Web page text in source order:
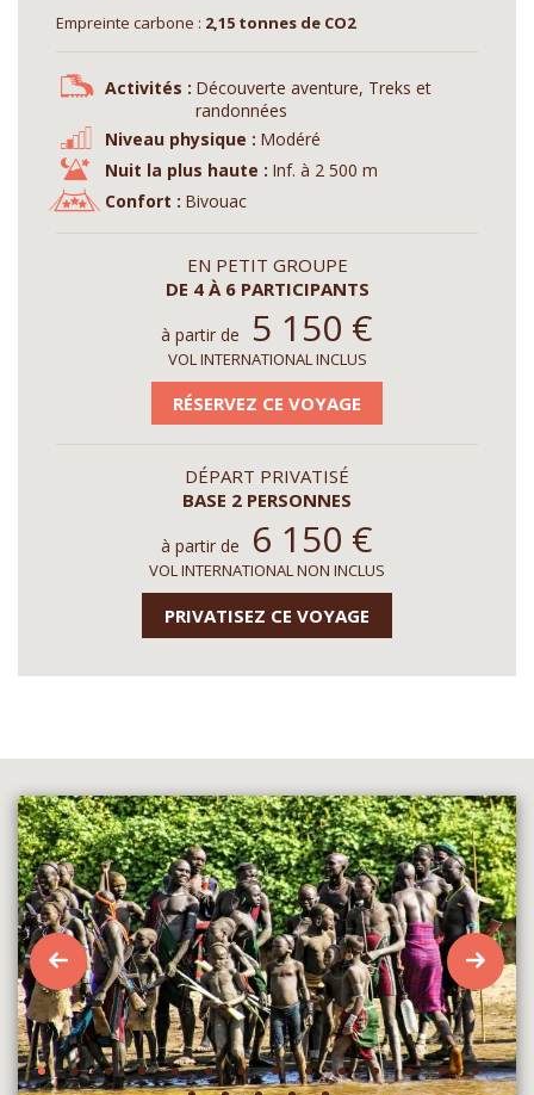
Empreinte carbone : 2,15 tonnes de CO2
Activités : Découverte aventure, Treks et
randonnées
Niveau physique : Modéré
Nuit la plus haute : Inf. à 2 500 m
Confort : Bivouac
EN PETIT GROUPE
DE 4 À 6 PARTICIPANTS
à partir de 5 150 €
VOL INTERNATIONAL INCLUS
RÉSERVEZ CE VOYAGE
DÉPART PRIVATISÉ
BASE 2 PERSONNES
à partir de 6 150 €
VOL INTERNATIONAL NON INCLUS
PRIVATISEZ CE VOYAGE